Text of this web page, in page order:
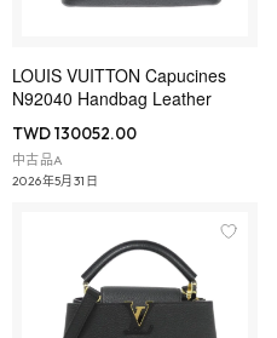
LOUIS VUITTON Capucines
N92040 Handbag Leather
TWD 130052.00
中古品A
2026年5月31日